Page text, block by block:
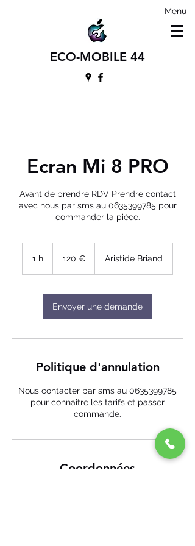
Menu
ECO-MOBILE 44
Ecran Mi 8 PRO
Avant de prendre RDV Prendre contact
avec nous par sms au 0635399785 pour
commander la pièce.
1 h 120 € Aristide Briand
Envoyer une demande
Politique d'annulation
Nous contacter par sms au 0635399785
pour connaitre les tarifs et passer
commande.
Coordonnées